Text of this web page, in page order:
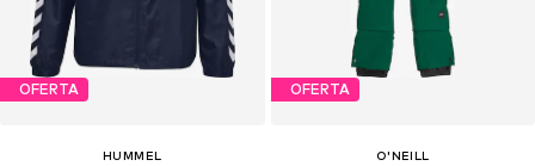
OFERTA
HUMMEL
OFERTA
O'NEILL